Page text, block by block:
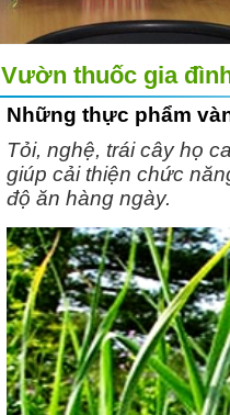
Vườn thuốc gia
Những thực phẩm
Tỏi, nghệ, trái cây họ
giúp cải thiện chức
độ ăn hàng ngày.